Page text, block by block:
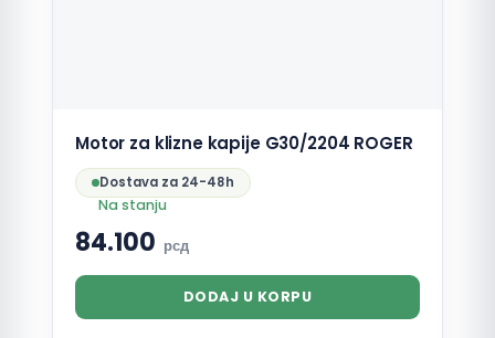
Motor za klizne kapije G30/2204 ROGER
Dostava za 24-48h
Na stanju
84.100 рсд
DODAJ U KORPU